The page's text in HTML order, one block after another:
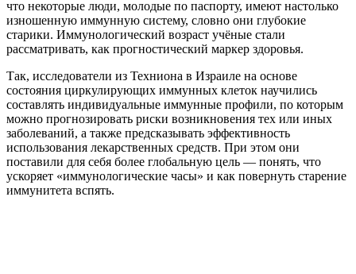
что некоторые люди, молодые по паспорту, имеют настолько
изношенную иммунную систему, словно они глубокие
старики. Иммунологический возраст учёные стали
рассматривать, как прогностический маркер здоровья.
Так, исследователи из Техниона в Израиле на основе
состояния циркулирующих иммунных клеток научились
составлять индивидуальные иммунные профили, по которым
можно прогнозировать риски возникновения тех или иных
заболеваний, а также предсказывать эффективность
использования лекарственных средств. При этом они
поставили для себя более глобальную цель — понять, что
ускоряет «иммунологические часы» и как повернуть старение
иммунитета вспять.